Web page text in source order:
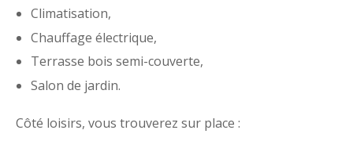
Climatisation,
Chauffage électrique,
Terrasse bois semi-couverte,
Salon de jardin.
Côté loisirs, vous trouverez sur place :